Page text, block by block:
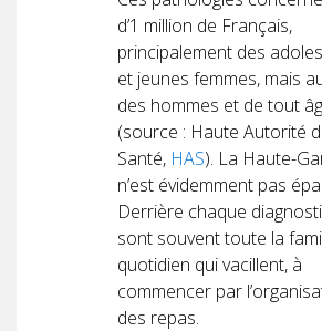
d’1 million de Français,
principalement des
et jeunes femmes, mais
des hommes et de tout
(source : Haute Autorité
Santé, HAS). La Haute-
n’est évidemment pas
Derrière chaque
sont souvent toute la
quotidien qui vacillent, à
commencer par
des repas.